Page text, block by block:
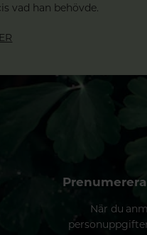
vad han behövde.
När du